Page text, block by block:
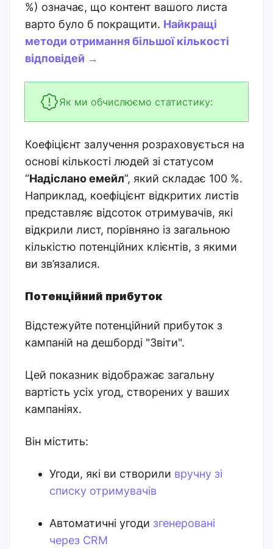
%) означає, що контент вашого листа
варто було б покращити. Найкращі
методи отримання більшої кількості
відповідей →
Як ми обчислюємо статистику:
Коефіцієнт залучення розраховується на
основі кількості людей зі статусом
“Надіслано емейл”, який складає 100 %.
Наприклад, коефіцієнт відкритих листів
представляє відсоток отримувачів, які
відкрили лист, порівняно із загальною
кількістю потенційних клієнтів, з якими
ви зв’язалися.
Потенційний прибуток
Відстежуйте потенційний прибуток з
кампаній на дешборді "Звіти".
Цей показник відображає загальну
вартість усіх угод, створених у ваших
кампаніях.
Він містить:
Угоди, які ви створили вручну зі
списку отримувачів
Автоматичні угоди згенеровані
через CRM